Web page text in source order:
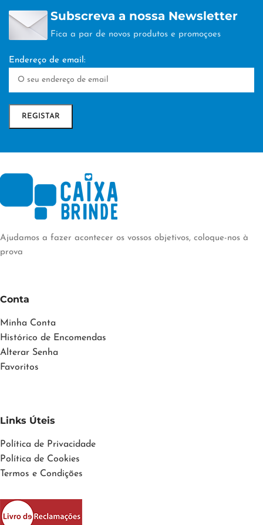
TAMPOGRAFIA 38 × 19 × 18 cm
TÉCNICA DE
Subscreva a nossa Newsletter
Fica a par de novos produtos e promoçoes
Endereço de email:
Ajudamos a fazer acontecer os vossos objetivos, coloque-nos à
prova
Conta
Minha Conta
Histórico de Encomendas
Alterar Senha
Favoritos
Links Úteis
Política de Privacidade
Política de Cookies
Termos e Condições